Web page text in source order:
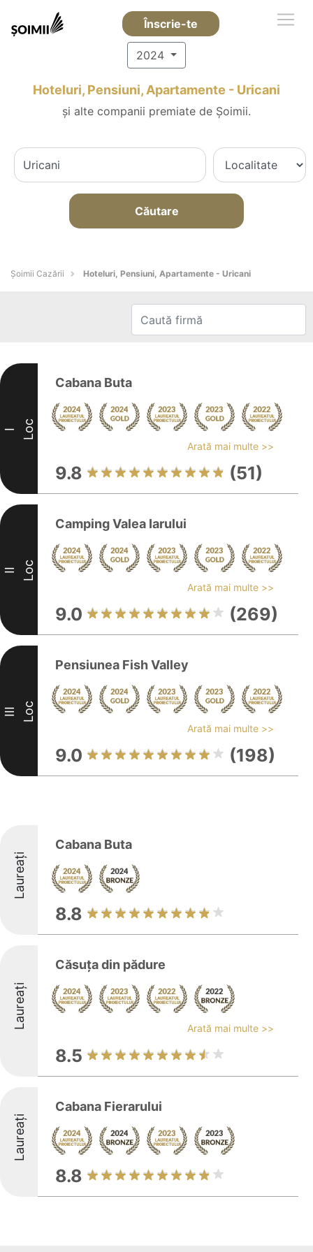
Înscrie-te
2024
Hoteluri, Pensiuni, Apartamente - Uricani
și alte companii premiate de Șoimii.
Căutare
Șoimii Cazării Hoteluri, Pensiuni, Apartamente - Uricani
I Loc
Cabana Buta
Arată mai multe >>
9.8 (51)
II Loc
Camping Valea Iarului
Arată mai multe >>
9.0 (269)
III Loc
Pensiunea Fish Valley
Arată mai multe >>
9.0 (198)
Laureați
Cabana Buta
8.8
Laureați
Căsuța din pădure
Arată mai multe >>
8.5
Laureați
Cabana Fierarului
8.8